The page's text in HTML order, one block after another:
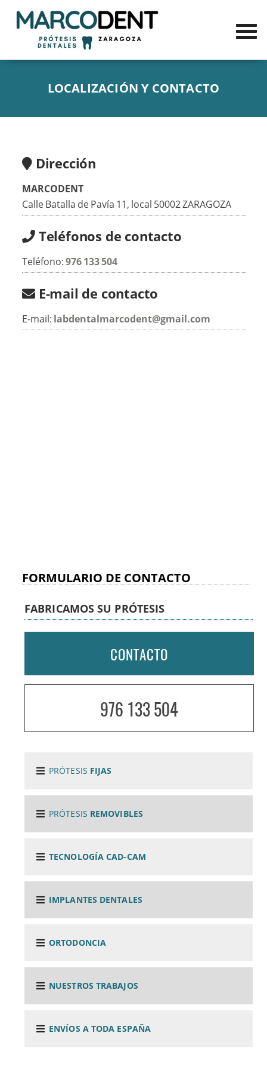
LOCALIZACIÓN Y CONTACTO
Dirección
MARCODENT
Calle Batalla de Pavía 11, local 50002 ZARAGOZA
Teléfonos de contacto
Teléfono:976 133 504
E-mail de contacto
E-mail: labdentalmarcodent@gmail.com
FORMULARIO DE CONTACTO
FABRICAMOS SU PRÓTESIS
CONTACTO
976 133 504
PRÓTESIS FIJAS
PRÓTESIS REMOVIBLES
TECNOLOGÍA CAD-CAM
IMPLANTES DENTALES
ORTODONCIA
NUESTROS TRABAJOS
ENVÍOS A TODA ESPAÑA